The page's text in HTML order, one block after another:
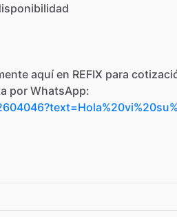
aquí en REFIX para
por WhatsApp: